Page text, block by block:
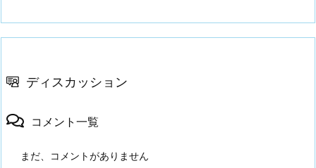
ディスカッション
コメント一覧
まだ、コメントがありません